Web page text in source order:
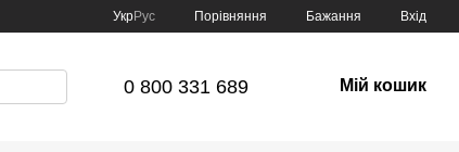
УкрРус Порівняння Бажання Вхід
0 800 331 689 Мій кошик